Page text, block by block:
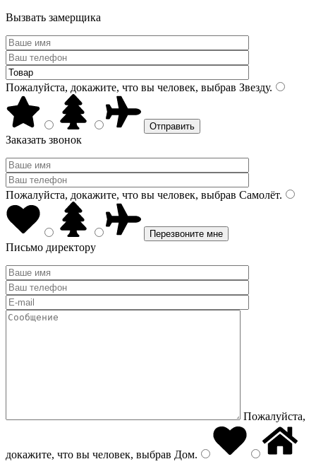
Вызвать замерщика
Пожалуйста, докажите, что вы человек, выбрав Звезду.
Заказать звонок
Пожалуйста, докажите, что вы человек, выбрав Самолёт.
Письмо директору
Пожалуйста,
докажите, что вы человек, выбрав Дом.